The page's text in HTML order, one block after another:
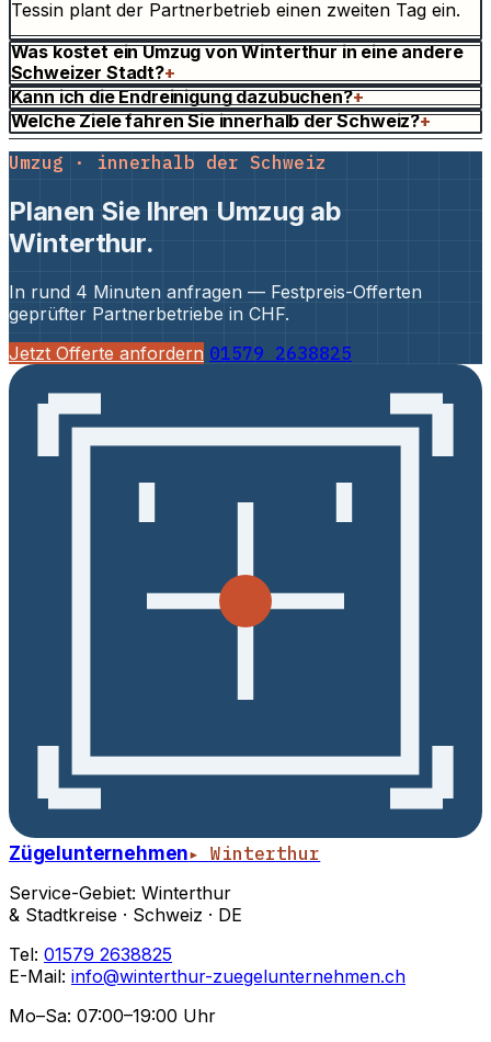
Tessin plant der Partnerbetrieb einen zweiten Tag ein.
Was kostet ein Umzug von Winterthur in eine andere
Schweizer Stadt?+
Kann ich die Endreinigung dazubuchen?+
Welche Ziele fahren Sie innerhalb der Schweiz?+
Umzug · innerhalb der Schweiz
Planen Sie Ihren Umzug ab
Winterthur.
In rund 4 Minuten anfragen — Festpreis-Offerten
geprüfter Partnerbetriebe in CHF.
Jetzt Offerte anfordern 01579 2638825
Zügelunternehmen▸ Winterthur
Service-Gebiet: Winterthur
& Stadtkreise · Schweiz · DE
Tel: 01579 2638825
E-Mail: info@winterthur-zuegelunternehmen.ch
Mo–Sa: 07:00–19:00 Uhr